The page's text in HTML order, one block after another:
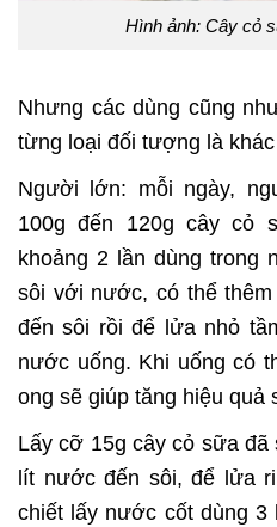
Hình ảnh: Cây cỏ
Nhưng các dùng cũng
từng loại đối tượng là
Người lớn: mỗi ngày,
100g đến 120g cây cỏ
khoảng 2 lần dùng trong
sôi với nước, có thể
đến sôi rồi để lửa nhỏ
nước uống. Khi uống có
ong sẽ giúp tăng hiệu quả
Lấy cỡ 15g cây cỏ sữa
lít nước đến sôi, để lửa
chiết lấy nước cốt dùng 3